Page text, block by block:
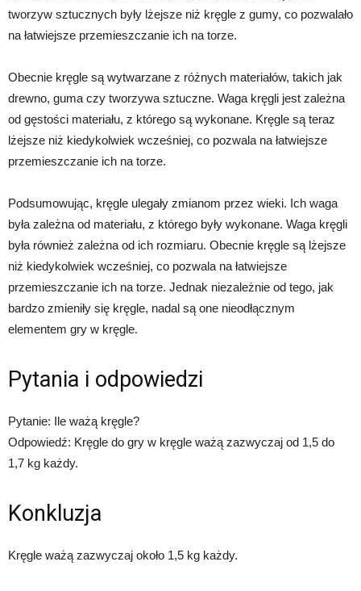
tworzyw sztucznych były lżejsze niż kręgle z gumy, co pozwalało
na łatwiejsze przemieszczanie ich na torze.
Obecnie kręgle są wytwarzane z różnych materiałów, takich jak
drewno, guma czy tworzywa sztuczne. Waga kręgli jest zależna
od gęstości materiału, z którego są wykonane. Kręgle są teraz
lżejsze niż kiedykolwiek wcześniej, co pozwala na łatwiejsze
przemieszczanie ich na torze.
Podsumowując, kręgle ulegały zmianom przez wieki. Ich waga
była zależna od materiału, z którego były wykonane. Waga kręgli
była również zależna od ich rozmiaru. Obecnie kręgle są lżejsze
niż kiedykolwiek wcześniej, co pozwala na łatwiejsze
przemieszczanie ich na torze. Jednak niezależnie od tego, jak
bardzo zmieniły się kręgle, nadal są one nieodłącznym
elementem gry w kręgle.
Pytania i odpowiedzi
Pytanie: Ile ważą kręgle?
Odpowiedź: Kręgle do gry w kręgle ważą zazwyczaj od 1,5 do
1,7 kg każdy.
Konkluzja
Kręgle ważą zazwyczaj około 1,5 kg każdy.